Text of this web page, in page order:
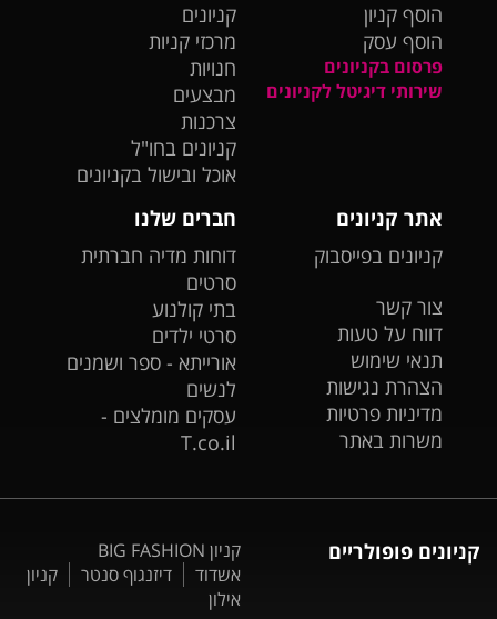
הוסף קניון
הוסף עסק
פרסום בקניונים
שירותי דיגיטל לקניונים
קניונים
מרכזי קניות
חנויות
מבצעים
צרכנות
קניונים בחו"ל
אוכל ובישול בקניונים
אתר קניונים
קניונים בפייסבוק
צור קשר
דווח על טעות
תנאי שימוש
הצהרת נגישות
מדיניות פרטיות
משרות באתר
חברים שלנו
דוחות מדיה חברתית
סרטים
בתי קולנוע
סרטי ילדים
אורייתא - ספר ושמנים
לנשים
עסקים מומלצים -
T.co.il
קניונים פופולריים
קניון BIG FASHION
אשדוד
דיזנגוף סנטר
קניון
אילון